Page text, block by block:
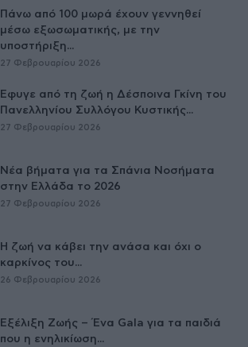
Πάνω από 100 μωρά έχουν γεννηθεί
μέσω εξωσωματικής, με την
υποστήριξη...
27 Φεβρουαρίου 2026
Έφυγε από τη ζωή η Δέσποινα Γκίνη του
Πανελληνίου Συλλόγου Κυστικής...
27 Φεβρουαρίου 2026
Νέα βήματα για τα Σπάνια Νοσήματα
στην Ελλάδα το 2026
27 Φεβρουαρίου 2026
Η ζωή να κάβει την ανάσα και όχι ο
καρκίνος του...
26 Φεβρουαρίου 2026
Εξέλιξη Ζωής – Ένα Gala για τα παιδιά
που η ενηλικίωση...